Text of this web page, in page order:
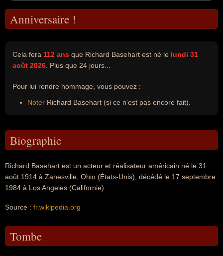
Anniversaire !
Cela fera 112 ans que Richard Basehart est né le lundi 31
août 2026 . Plus que 24 jours...
Pour lui rendre hommage, vous pouvez :
Noter Richard Basehart (si ce n'est pas encore fait).
Biographie
Richard Basehart est un acteur et réalisateur américain né le 31
août 1914 à Zanesville, Ohio (États-Unis), décédé le 17 septembre
1984 à Los Angeles (Californie).
Source : fr.wikipedia.org
Tombe